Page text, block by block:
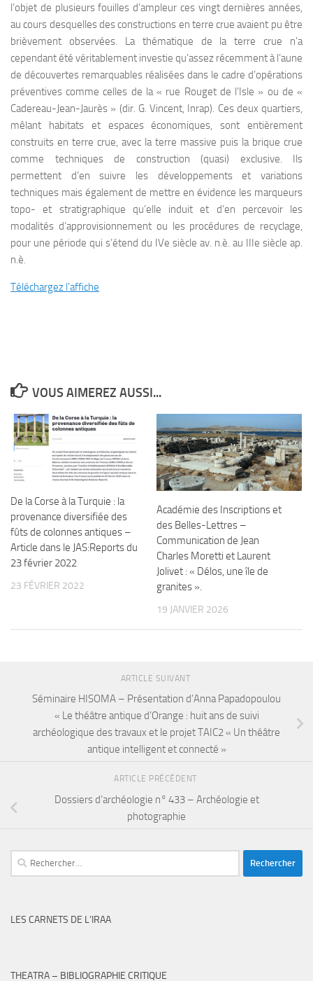
l’objet de plusieurs fouilles d’ampleur ces vingt dernières années,
au cours desquelles des constructions en terre crue avaient pu être
brièvement observées. La thématique de la terre crue n’a
cependant été véritablement investie qu’assez récemment à l’aune
de découvertes remarquables réalisées dans le cadre d’opérations
préventives comme celles de la « rue Rouget de l’Isle » ou de «
Cadereau-Jean-Jaurès » (dir. G. Vincent, Inrap). Ces deux quartiers,
mêlant habitats et espaces économiques, sont entièrement
construits en terre crue, avec la terre massive puis la brique crue
comme techniques de construction (quasi) exclusive. Ils
permettent d’en suivre les développements et variations
techniques mais également de mettre en évidence les marqueurs
topo- et stratigraphique qu’elle induit et d’en percevoir les
modalités d’approvisionnement ou les procédures de recyclage,
pour une période qui s’étend du IVe siècle av. n.è. au IIIe siècle ap.
n.è.
Téléchargez l’affiche
VOUS AIMEREZ AUSSI...
De la Corse à la Turquie : la
provenance diversifiée des
fûts de colonnes antiques –
Article dans le JAS:Reports du
23 février 2022
23 FÉVRIER 2022
Académie des Inscriptions et
des Belles-Lettres –
Communication de Jean
Charles Moretti et Laurent
Jolivet : « Délos, une île de
granites ».
19 JANVIER 2026
ARTICLE SUIVANT
Séminaire HISOMA – Présentation d’Anna Papadopoulou
« Le théâtre antique d’Orange : huit ans de suivi
archéologique des travaux et le projet TAIC2 « Un théâtre
antique intelligent et connecté »
ARTICLE PRÉCÉDENT
Dossiers d’archéologie n° 433 – Archéologie et
photographie
Rechercher :
LES CARNETS DE L’IRAA
THEATRA – BIBLIOGRAPHIE CRITIQUE